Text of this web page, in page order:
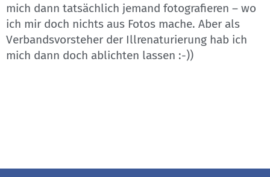
mich dann tatsächlich jemand fotografieren – wo
ich mir doch nichts aus Fotos mache. Aber als
Verbandsvorsteher der Illrenaturierung hab ich
mich dann doch ablichten lassen :-))